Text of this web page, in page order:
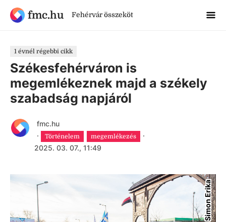
fmc.hu Fehérvár összeköt
1 évnél régebbi cikk
Székesfehérváron is
megemlékeznek majd a székely
szabadság napjáról
fmc.hu
·
Történelem megemlékezés
·
2025. 03. 07., 11:49
Simon Erika